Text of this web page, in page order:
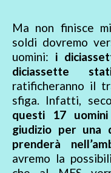
Ma non finisce
soldi dovremo
uomini: i
diciassette
ratificheranno il
sfiga. Infatti,
questi 17
giudizio per una
prenderà
avremo la